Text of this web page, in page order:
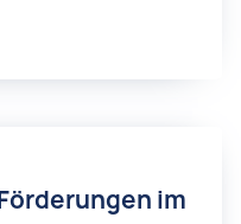
im